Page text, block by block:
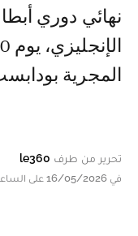
نهائي دوري
المجرية
تحرير من طرف le360
في 16/05/2026 على الساعة 17:35